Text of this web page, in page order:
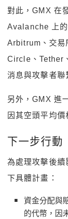
對此，GMX 在
Avalanche 上
Arbitrum、交易
Circle、Tether
消息與攻擊者聯
另外，GMX 進
因其空頭平均
下一步行動
為處理攻擊後續
下具體計畫：
資金分配與
的代幣，因